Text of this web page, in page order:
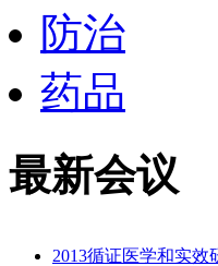
防治
药品
最新会议
2013循证医学和实效